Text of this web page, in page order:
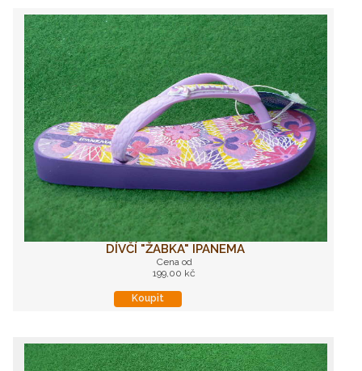
DÍVČÍ "ŽABKA" IPANEMA
Cena od
199,00 kč
Koupit